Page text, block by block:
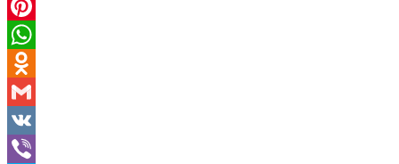
Twitter
Pinterest
WhatsApp
Odnoklassniki
Gmail
VK